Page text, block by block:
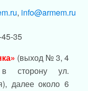
, info@armem.ru
35
(выход № 3, 4
сторону ул.
далее около 6